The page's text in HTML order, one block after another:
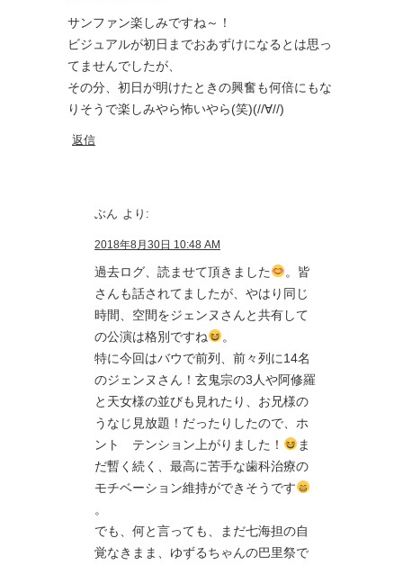
サンファン楽しみですね～！
ビジュアルが初日までおあずけになるとは思っ
てませんでしたが、
その分、初日が明けたときの興奮も何倍にもな
りそうで楽しみやら怖いやら(笑)(//∀//)
返信
ぶん より:
2018年8月30日 10:48 AM
過去ログ、読ませて頂きました
。皆
さんも話されてましたが、やはり同じ
時間、空間をジェンヌさんと共有して
の公演は格別ですね
。
特に今回はバウで前列、前々列に14名
のジェンヌさん！玄鬼宗の3人や阿修羅
と天女様の並びも見れたり、お兄様の
うなじ見放題！だったりしたので、ホ
ント テンション上がりました！
ま
だ暫く続く、最高に苦手な歯科治療の
モチベーション維持ができそうです
。
でも、何と言っても、まだ七海担の自
覚なきまま、ゆずるちゃんの巴里祭で